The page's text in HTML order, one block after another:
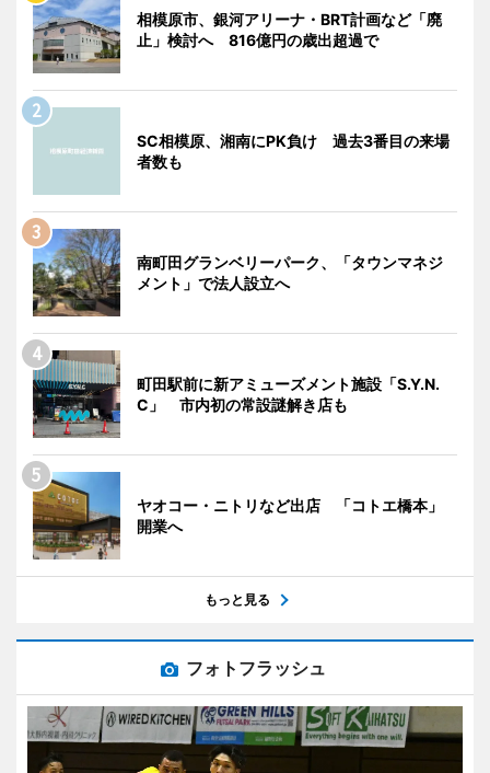
相模原市、銀河アリーナ・BRT計画など「廃
止」検討へ 816億円の歳出超過で
SC相模原、湘南にPK負け 過去3番目の来場
者数も
南町田グランベリーパーク、「タウンマネジ
メント」で法人設立へ
町田駅前に新アミューズメント施設「S.Y.N.
C」 市内初の常設謎解き店も
ヤオコー・ニトリなど出店 「コトエ橋本」
開業へ
もっと見る
フォトフラッシュ